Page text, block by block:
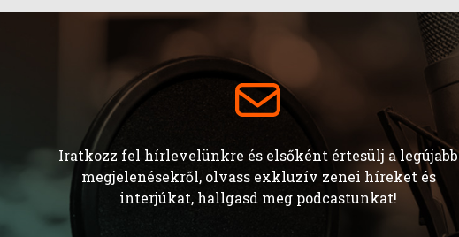
Iratkozz fel hírlevelünkre és elsőként értesülj a legújabb
megjelenésekről, olvass exkluzív zenei híreket és
interjúkat, hallgasd meg podcastunkat!